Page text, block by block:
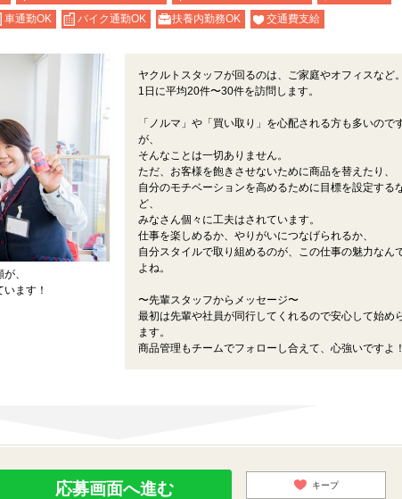
車通勤OK バイク通勤OK 扶養内勤務OK 交通費支給
、
ます！
ヤクルトスタッフが回るのは、ご家庭やオフィスなど
1日に平均20件〜30件を訪問します。
「ノルマ」や「買い取り」を心配される方も多いので
が、
そんなことは一切ありません。
ただ、お客様を飽きさせないために商品を替えたり、
自分のモチベーションを高めるために目標を設定する
ど、
みなさん個々に工夫はされています。
仕事を楽しめるか、やりがいにつなげられるか、
自分スタイルで取り組めるのが、この仕事の魅力なん
よね。
〜先輩スタッフからメッセージ〜
最初は先輩や社員が同行してくれるので安心して始め
ます。
商品管理もチームでフォローし合えて、心強いですよ
応募画面へ進む キープ